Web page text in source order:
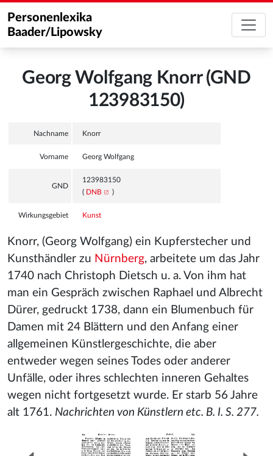
Personenlexika
Baader/Lipowsky
Georg Wolfgang Knorr (GND
123983150)
Nachname Knorr
Vorname Georg Wolfgang
GND
123983150
( DNB )
Wirkungsgebiet Kunst
Knorr, (Georg Wolfgang) ein Kupferstecher und
Kunsthändler zu Nürnberg, arbeitete um das Jahr
1740 nach Christoph Dietsch u. a. Von ihm hat
man ein Gespräch zwischen Raphael und Albrecht
Dürer, gedruckt 1738, dann ein Blumenbuch für
Damen mit 24 Blättern und den Anfang einer
allgemeinen Künstlergeschichte, die aber
entweder wegen seines Todes oder anderer
Unfälle, oder ihres schlechten inneren Gehaltes
wegen nicht fortgesetzt wurde. Er starb 56 Jahre
alt 1761. Nachrichten von Künstlern etc. B. I. S. 277.